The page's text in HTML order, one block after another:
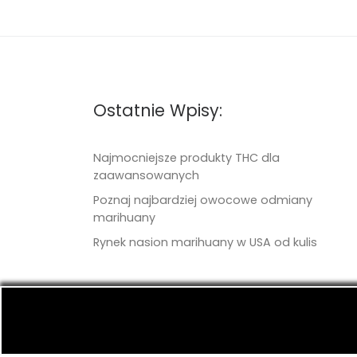
Ostatnie Wpisy:
Najmocniejsze produkty THC dla
zaawansowanych
Poznaj najbardziej owocowe odmiany
marihuany
Rynek nasion marihuany w USA od kulis